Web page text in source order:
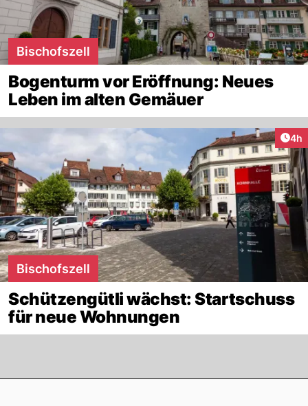
Bischofszell
Bogenturm vor Eröffnung: Neues
Leben im alten Gemäuer
4h
Bischofszell
Schützengütli wächst: Startschuss
für neue Wohnungen